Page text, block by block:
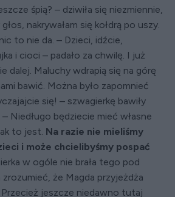
śpią? – dziwiła się niezmiennie,
nakrywałam się kołdrą po uszy.
to nie da. – Dzieci, idźcie,
i cioci – padało za chwilę. I już
dalej. Maluchy wdrapią się na górę
bawić. Można było zapomnieć
się! – szwagierkę bawiły
Niedługo będziecie mieć własne
to jest. Na razie nie mieliśmy
i może chcielibyśmy pospać
w ogóle nie brała tego pod
zrozumieć, że Magda przyjeżdża
jeszcze niedawno tutaj